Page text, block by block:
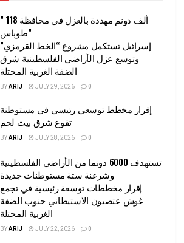
” 118 ألف دونم مهددة بالعزل في محافظة
طوباس”
إسرائيل تستكمل مشروع “الخط القرمزي”
وتوسع عزل الأراضي الفلسطينية شرق
الضفة الغربية المحتلة
BYARIJ JULY 29, 2026 0
إقرار مخطط توسعي رئيسي في مستوطنة
تقوع شرق بيت لحم
BYARIJ JULY 28, 2026 0
تستهدف 6000 دونما من الأراضي الفلسطينية
وشرعنة ستة مستوطنات جديدة
إقرار مخططات توسعة رئيسية في تجمع
غوش عتصيون الاستيطاني جنوب الضفة
الغربية المحتلة
BYARIJ JULY 22, 2026 0